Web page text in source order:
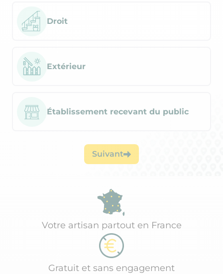
Droit
Extérieur
Établissement recevant du public
Suivant
Votre artisan partout en France
Gratuit et sans engagement